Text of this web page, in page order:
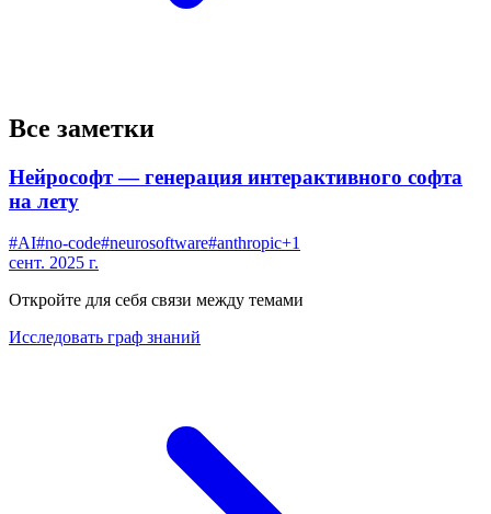
Все заметки
Нейрософт — генерация интерактивного софта
на лету
#AI#no-code#neurosoftware#anthropic+1
сент. 2025 г.
Откройте для себя связи между темами
Исследовать граф знаний